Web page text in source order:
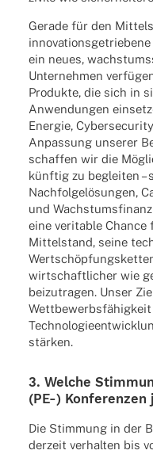
Gerade für den
ein neues,
Unter­neh­men
Produkte, die sich in
Anwen­dun­gen
Ener­gie,
Anpas­sung unse­rer
schaf­fen wir die
künf­tig zu beglei­ten –
Nach­fol­ge­lö­sun­gen,
und
eine veri­ta­ble
Mittel­stand, seine
wirt­schaft­li­cher wie
beizu­tra­gen. Unser
stärken.
3. Welche
(PE-)
Die Stim­mung in der
derzeit verhal­ten bis